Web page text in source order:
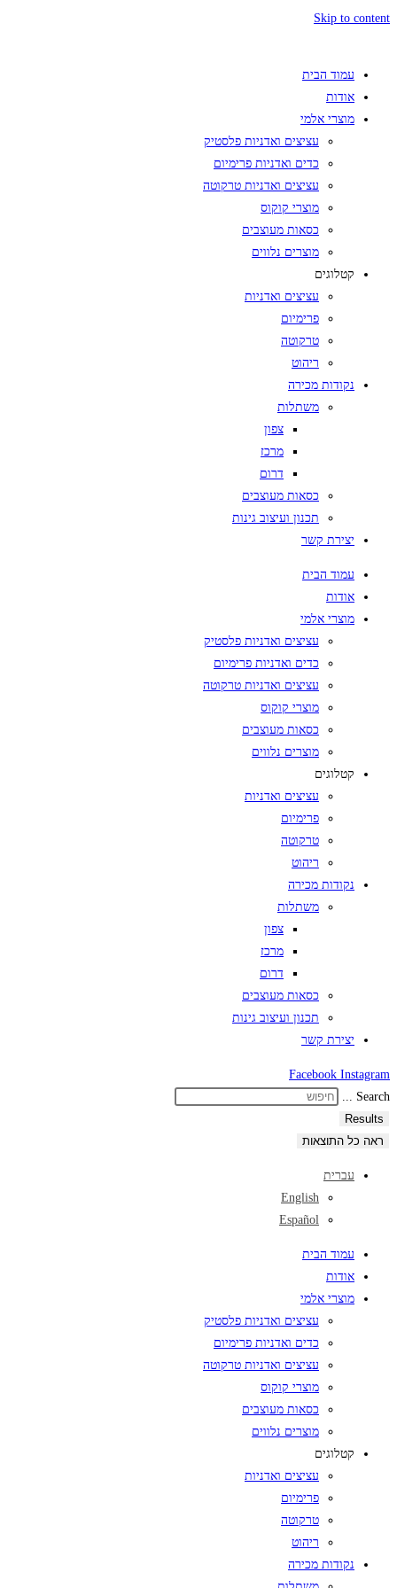
Skip to content
עמוד הבית
אודות
מוצרי אלמי
עציצים ואדניות פלסטיק
כדים ואדניות פרימיום
עציצים ואדניות טרקוטה
מוצרי קוקוס
כסאות מעוצבים
מוצרים נלווים
קטלוגים
עציצים ואדניות
פרימיום
טרקוטה
ריהוט
נקודות מכירה
משתלות
צפון
מרכז
דרום
כסאות מעוצבים
תכנון ועיצוב גינות
יצירת קשר
עמוד הבית
אודות
מוצרי אלמי
עציצים ואדניות פלסטיק
כדים ואדניות פרימיום
עציצים ואדניות טרקוטה
מוצרי קוקוס
כסאות מעוצבים
מוצרים נלווים
קטלוגים
עציצים ואדניות
פרימיום
טרקוטה
ריהוט
נקודות מכירה
משתלות
צפון
מרכז
דרום
כסאות מעוצבים
תכנון ועיצוב גינות
יצירת קשר
Facebook Instagram
Search ...
Results
ראה כל התוצאות
עברית
English
Español
עמוד הבית
אודות
מוצרי אלמי
עציצים ואדניות פלסטיק
כדים ואדניות פרימיום
עציצים ואדניות טרקוטה
מוצרי קוקוס
כסאות מעוצבים
מוצרים נלווים
קטלוגים
עציצים ואדניות
פרימיום
טרקוטה
ריהוט
נקודות מכירה